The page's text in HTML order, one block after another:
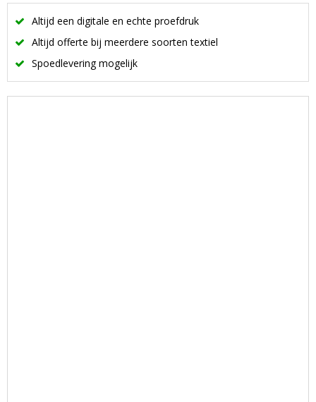
Altijd een digitale en echte proefdruk
Altijd offerte bij meerdere soorten textiel
Spoedlevering mogelijk